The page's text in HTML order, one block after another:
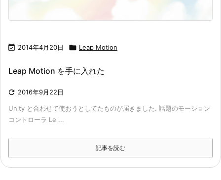
 2014年4月20日  Leap Motion
Leap Motion を手に入れた
 2016年9月22日
Unity と合わせて使おうとしてたものが届きました. 話題のモーション
コントローラ Le ...
記事を読む